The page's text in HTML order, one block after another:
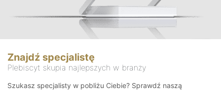
Znajdź specjalistę
Plebiscyt skupia najlepszych w branży
Szukasz specjalisty w pobliżu Ciebie? Sprawdź naszą